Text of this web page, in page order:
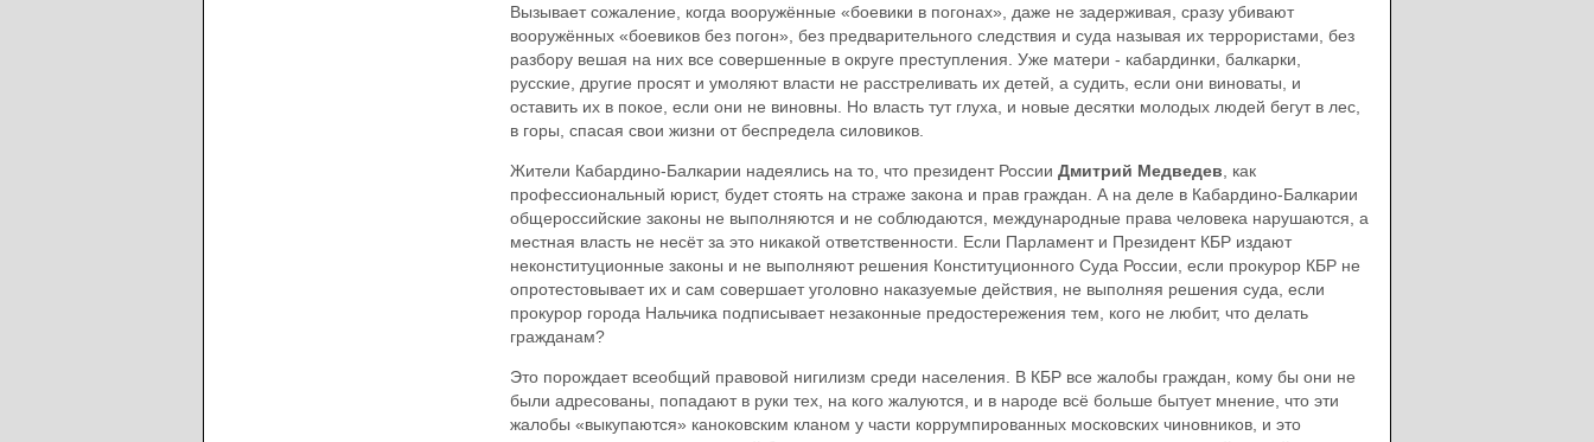
Вызывает сожаление, когда вооружённые «боевики в погонах», даже не задерживая, сразу убивают
вооружённых «боевиков без погон», без предварительного следствия и суда называя их террористами, без
разбору вешая на них все совершенные в округе преступления. Уже матери - кабардинки, балкарки,
русские, другие просят и умоляют власти не расстреливать их детей, а судить, если они виноваты, и
оставить их в покое, если они не виновны. Но власть тут глуха, и новые десятки молодых людей бегут в лес,
в горы, спасая свои жизни от беспредела силовиков.
Жители Кабардино-Балкарии надеялись на то, что президент России Дмитрий Медведев , как
профессиональный юрист, будет стоять на страже закона и прав граждан. А на деле в Кабардино-Балкарии
общероссийские законы не выполняются и не соблюдаются, международные права человека нарушаются, а
местная власть не несёт за это никакой ответственности. Если Парламент и Президент КБР издают
неконституционные законы и не выполняют решения Конституционного Суда России, если прокурор КБР не
опротестовывает их и сам совершает уголовно наказуемые действия, не выполняя решения суда, если
прокурор города Нальчика подписывает незаконные предостережения тем, кого не любит, что делать
гражданам?
Это порождает всеобщий правовой нигилизм среди населения. В КБР все жалобы граждан, кому бы они не
были адресованы, попадают в руки тех, на кого жалуются, и в народе всё больше бытует мнение, что эти
жалобы «выкупаются» каноковским кланом у части коррумпированных московских чиновников, и это